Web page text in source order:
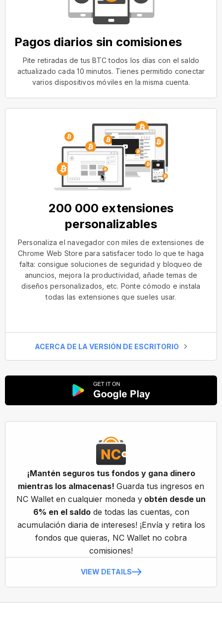
Pagos diarios sin comisiones
Pite retiradas de tus BTC todos los días con el saldo
actualizado cada 10 minutos. Tienes permitido conectar
varios dispositivos móviles en la misma cuenta.
200 000 extensiones
personalizables
Personaliza el navegador con miles de extensiones de
Chrome Web Store para satisfacer todo lo que te haga
falta: consigue soluciones de seguridad y bloqueo de
anuncios, mejora la productividad, añade temas de
diseños personalizados, etc. Ponte cómodo e instala
todas las extensiones que sueles usar.
ACERCA DE LA VERSIÓN DE ESCRITORIO
¡Mantén seguros tus fondos y gana dinero
mientras los almacenas! Guarda tus ingresos en
NC Wallet en cualquier moneda y obtén desde un
6% en el saldode todas las cuentas, con
acumulación diaria de intereses! ¡Envía y retira los
fondos que quieras, NC Wallet no cobra
comisiones!
VIEW DETAILS